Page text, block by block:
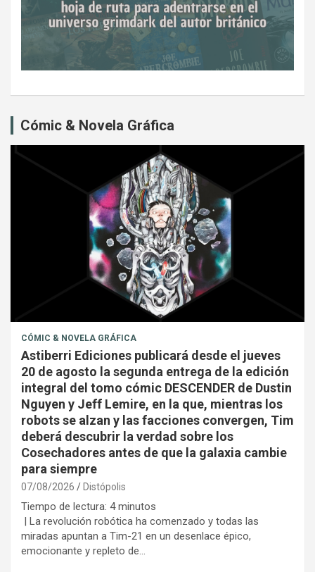
Cómic & Novela Gráfica
CÓMIC & NOVELA GRÁFICA
Astiberri Ediciones publicará desde el jueves
20 de agosto la segunda entrega de la edición
integral del tomo cómic DESCENDER de Dustin
Nguyen y Jeff Lemire, en la que, mientras los
robots se alzan y las facciones convergen, Tim
deberá descubrir la verdad sobre los
Cosechadores antes de que la galaxia cambie
para siempre
07/08/2026 Distópolis
Tiempo de lectura: 4 minutos
| La revolución robótica ha comenzado y todas las
miradas apuntan a Tim-21 en un desenlace épico,
emocionante y repleto de…